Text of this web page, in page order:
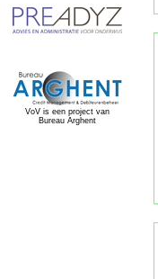
VoV is een project van
Bureau Arghent